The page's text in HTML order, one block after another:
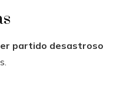
partido desastroso